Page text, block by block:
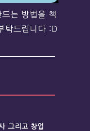
는 방법을 책
탁드립니다 :D
그리고 창업